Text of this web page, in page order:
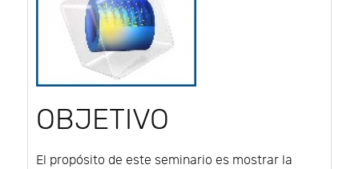
OBJETIVO
El propósito de este seminario es mostrar la